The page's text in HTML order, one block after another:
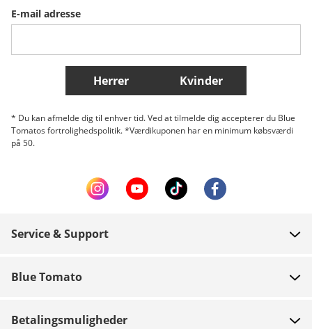
Belgique (Français) Danmark Norge
Flere lande
E-mail adresse
Herrer Kvinder
* Du kan afmelde dig til enhver tid. Ved at tilmelde dig accepterer du Blue
Tomatos fortrolighedspolitik. *Værdikuponen har en minimum købsværdi
på 50.
Service & Support
Betaling
Blue Tomato
Betalingsmuligheder